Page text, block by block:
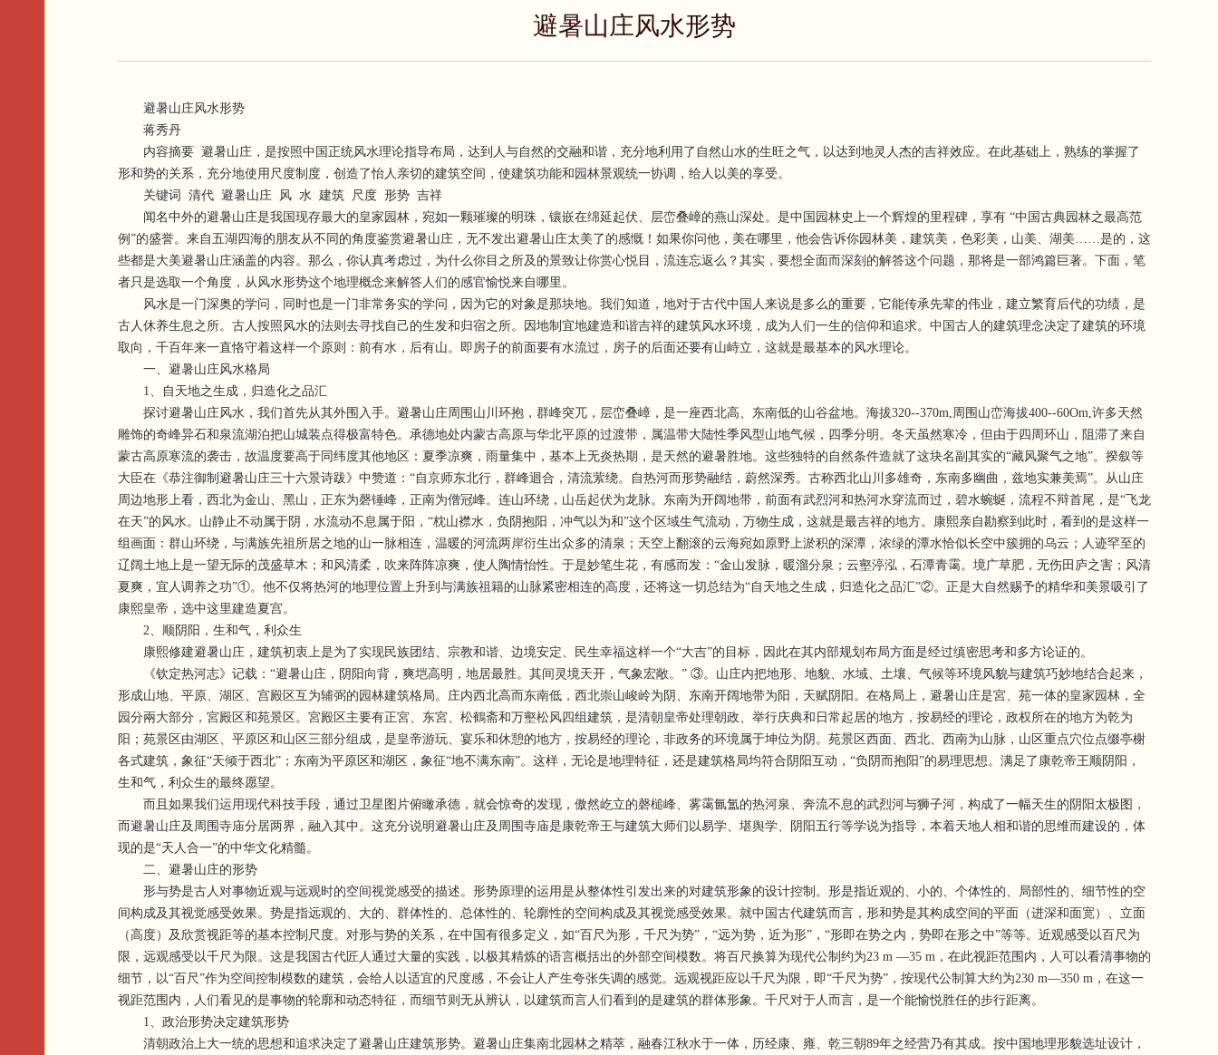
避暑山庄风水形势
避暑山庄风水形势
蒋秀丹
内容摘要 避暑山庄，是按照中国正统风水理论指导布局，达到人与自然的交融和谐，充分地利用了自然山水的生旺之气，以达到地灵人杰的吉祥效应。在此基础上，熟练的掌握了
形和势的关系，充分地使用尺度制度，创造了怡人亲切的建筑空间，使建筑功能和园林景观统一协调，给人以美的享受。
关键词 清代 避暑山庄 风 水 建筑 尺度 形势 吉祥
闻名中外的避暑山庄是我国现存最大的皇家园林，宛如一颗璀璨的明珠，镶嵌在绵延起伏、层峦叠嶂的燕山深处。是中国园林史上一个辉煌的里程碑，享有 “中国古典园林之最高范
例”的盛誉。来自五湖四海的朋友从不同的角度鉴赏避暑山庄，无不发出避暑山庄太美了的感慨！如果你问他，美在哪里，他会告诉你园林美，建筑美，色彩美，山美、湖美……是的，这
些都是大美避暑山庄涵盖的内容。那么，你认真考虑过，为什么你目之所及的景致让你赏心悦目，流连忘返么？其实，要想全面而深刻的解答这个问题，那将是一部鸿篇巨著。下面，笔
者只是选取一个角度，从风水形势这个地理概念来解答人们的感官愉悦来自哪里。
风水是一门深奥的学问，同时也是一门非常务实的学问，因为它的对象是那块地。我们知道，地对于古代中国人来说是多么的重要，它能传承先辈的伟业，建立繁育后代的功绩，是
古人休养生息之所。古人按照风水的法则去寻找自己的生发和归宿之所。因地制宜地建造和谐吉祥的建筑风水环境，成为人们一生的信仰和追求。中国古人的建筑理念决定了建筑的环境
取向，千百年来一直恪守着这样一个原则：前有水，后有山。即房子的前面要有水流过，房子的后面还要有山峙立，这就是最基本的风水理论。
一、避暑山庄风水格局
1、自天地之生成，归造化之品汇
探讨避暑山庄风水，我们首先从其外围入手。避暑山庄周围山川环抱，群峰突兀，层峦叠嶂，是一座西北高、东南低的山谷盆地。海拔320--370m,周围山峦海拔400--60Om,许多天然
雕饰的奇峰异石和泉流湖泊把山城装点得极富特色。承德地处内蒙古高原与华北平原的过渡带，属温带大陆性季风型山地气候，四季分明。冬天虽然寒冷，但由于四周环山，阻滞了来自
蒙古高原寒流的袭击，故温度要高于同纬度其他地区：夏季凉爽，雨量集中，基本上无炎热期，是天然的避暑胜地。这些独特的自然条件造就了这块名副其实的“藏风聚气之地”。揆叙等
大臣在《恭注御制避暑山庄三十六景诗跋》中赞道：“自京师东北行，群峰迴合，清流萦绕。自热河而形势融结，蔚然深秀。古称西北山川多雄奇，东南多幽曲，兹地实兼美焉”。从山庄
周边地形上看，西北为金山、黑山，正东为磬锤峰，正南为僧冠峰。连山环绕，山岳起伏为龙脉。东南为开阔地带，前面有武烈河和热河水穿流而过，碧水蜿蜒，流程不辩首尾，是“飞龙
在天”的风水。山静止不动属于阴，水流动不息属于阳，“枕山襟水，负阴抱阳，冲气以为和”这个区域生气流动，万物生成，这就是最吉祥的地方。康熙亲自勘察到此时，看到的是这样一
组画面：群山环绕，与满族先祖所居之地的山一脉相连，温暖的河流两岸衍生出众多的清泉；天空上翻滚的云海宛如原野上淤积的深潭，浓绿的潭水恰似长空中簇拥的乌云；人迹罕至的
辽阔土地上是一望无际的茂盛草木；和风清柔，吹来阵阵凉爽，使人陶情怡性。于是妙笔生花，有感而发：“金山发脉，暖溜分泉；云壑渟泓，石潭青霭。境广草肥，无伤田庐之害；风清
夏爽，宜人调养之功”①。他不仅将热河的地理位置上升到与满族祖籍的山脉紧密相连的高度，还将这一切总结为“自天地之生成，归造化之品汇”②。正是大自然赐予的精华和美景吸引了
康熙皇帝，选中这里建造夏宫。
2、顺阴阳，生和气，利众生
康熙修建避暑山庄，建筑初衷上是为了实现民族团结、宗教和谐、边境安定、民生幸福这样一个“大吉”的目标，因此在其内部规划布局方面是经过缜密思考和多方论证的。
《钦定热河志》记载：“避暑山庄，阴阳向背，爽垲高明，地居最胜。其间灵境天开，气象宏敞。” ③。山庄内把地形、地貌、水域、土壤、气候等环境风貌与建筑巧妙地结合起来，
形成山地、平原、湖区、宫殿区互为辅弼的园林建筑格局。庄内西北高而东南低，西北崇山峻岭为阴、东南开阔地带为阳，天赋阴阳。在格局上，避暑山庄是宮、苑一体的皇家园林，全
园分兩大部分，宮殿区和苑景区。宮殿区主要有正宮、东宮、松鶴斋和万壑松风四组建筑，是清朝皇帝处理朝政、举行庆典和日常起居的地方，按易经的理论，政权所在的地方为乾为
阳；苑景区由湖区、平原区和山区三部分组成，是皇帝游玩、宴乐和休憩的地方，按易经的理论，非政务的环境属于坤位为阴。苑景区西面、西北、西南为山脉，山区重点穴位点缀亭榭
各式建筑，象征“天倾于西北”；东南为平原区和湖区，象征“地不满东南”。这样，无论是地理特征，还是建筑格局均符合阴阳互动，“负阴而抱阳”的易理思想。满足了康乾帝王顺阴阳，
生和气，利众生的最终愿望。
而且如果我们运用现代科技手段，通过卫星图片俯瞰承德，就会惊奇的发现，傲然屹立的磬槌峰、雾霭氤氲的热河泉、奔流不息的武烈河与狮子河，构成了一幅天生的阴阳太极图，
而避暑山庄及周围寺庙分居两界，融入其中。这充分说明避暑山庄及周围寺庙是康乾帝王与建筑大师们以易学、堪舆学、阴阳五行等学说为指导，本着天地人相和谐的思维而建设的，体
现的是“天人合一”的中华文化精髓。
二、避暑山庄的形势
形与势是古人对事物近观与远观时的空间视觉感受的描述。形势原理的运用是从整体性引发出来的对建筑形象的设计控制。形是指近观的、小的、个体性的、局部性的、细节性的空
间构成及其视觉感受效果。势是指远观的、大的、群体性的、总体性的、轮廓性的空间构成及其视觉感受效果。就中国古代建筑而言，形和势是其构成空间的平面（进深和面宽）、立面
（高度）及欣赏视距等的基本控制尺度。对形与势的关系，在中国有很多定义，如“百尺为形，千尺为势”，“远为势，近为形”，“形即在势之内，势即在形之中”等等。近观感受以百尺为
限，远观感受以千尺为限。这是我国古代匠人通过大量的实践，以极其精炼的语言概括出的外部空间模数。将百尺换算为现代公制约为23 m —35 m，在此视距范围内，人可以看清事物的
细节，以“百尺”作为空间控制模数的建筑，会给人以适宜的尺度感，不会让人产生夸张失调的感觉。远观视距应以千尺为限，即“千尺为势”，按现代公制算大约为230 m—350 m，在这一
视距范围内，人们看见的是事物的轮廓和动态特征，而细节则无从辨认，以建筑而言人们看到的是建筑的群体形象。千尺对于人而言，是一个能愉悦胜任的步行距离。
1、政治形势决定建筑形势
清朝政治上大一统的思想和追求决定了避暑山庄建筑形势。避暑山庄集南北园林之精萃，融春江秋水于一体，历经康、雍、乾三朝89年之经营乃有其成。按中国地理形貌选址设计，